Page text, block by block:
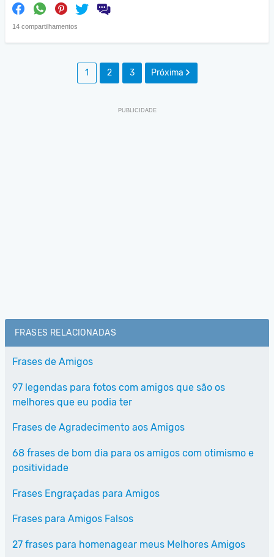
14 compartilhamentos
1 2 3 Próxima
FRASES RELACIONADAS
Frases de Amigos
97 legendas para fotos com amigos que são os
melhores que eu podia ter
Frases de Agradecimento aos Amigos
68 frases de bom dia para os amigos com otimismo e
positividade
Frases Engraçadas para Amigos
Frases para Amigos Falsos
27 frases para homenagear meus Melhores Amigos